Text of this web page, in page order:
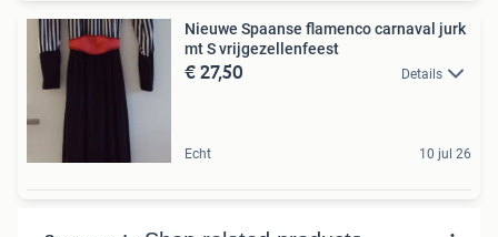
Nieuwe Spaanse flamenco carnaval jurk
mt S vrijgezellenfeest
€ 27,50 Details
Echt 10 jul 26